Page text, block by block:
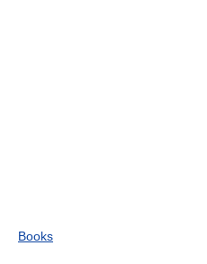
Books